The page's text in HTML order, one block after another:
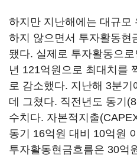
하지만 지난해에는 대규모
하지 않으면서 투자활동현
됐다. 실제로 투자활동으
년 121억원으로 최대치를
로 감소했다. 지난해 3분
데 그쳤다. 직전년도 동기
수치다. 자본적지출
동기 16억원 대비 10억원
투자활동현금흐름은 30억